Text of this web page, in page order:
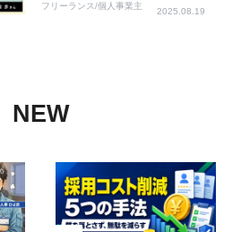
フリーランス/個人事業主
2025.08.19
NEW